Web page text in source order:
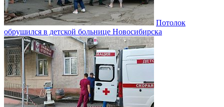
Потолок
обрушился в детской больнице Новосибирска